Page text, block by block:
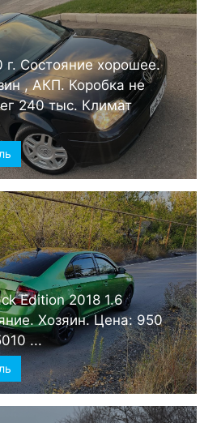
г. Состояние хорошее.
, АКП. Коробка не
240 тыс. Климат
Edition 2018 1.6
Хозяин. Цена: 950
...